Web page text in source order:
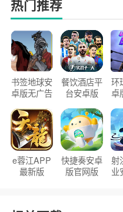
热门推荐
书签地球安
卓版无广告
餐饮酒店平
台安卓版
环
卓
e蓉江APP
最新版
快捷奏安卓
版官网版
射
业